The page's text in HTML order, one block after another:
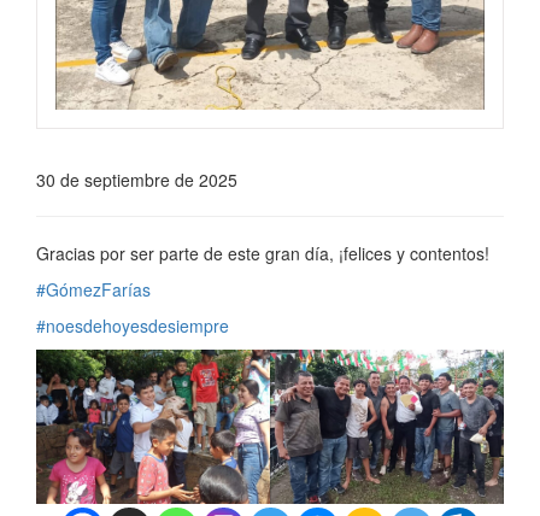
30 de septiembre de 2025
Gracias por ser parte de este gran día, ¡felices y contentos!
#GómezFarías
#noesdehoyesdesiempre